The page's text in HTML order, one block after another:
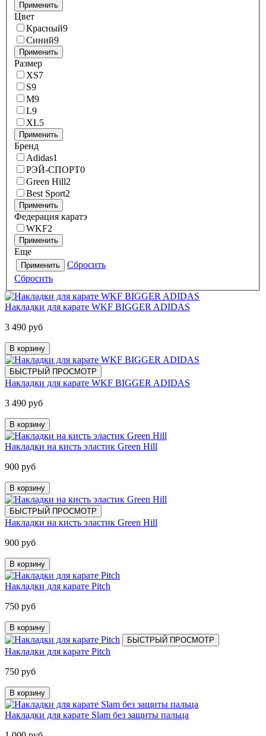
Применить
Цвет
Красный9
Синий9
Применить
Размер
XS7
S9
М9
L9
XL5
Применить
Бренд
Adidas1
РЭЙ-СПОРТ0
Green Hill2
Best Sport2
Применить
Федерация каратэ
WKF2
Применить
Еще
Применить
Сбросить
Сбросить
Накладки для карате WKF BIGGER ADIDAS
3 490 руб
В корзину
БЫСТРЫЙ ПРОСМОТР
Накладки для карате WKF BIGGER ADIDAS
3 490 руб
В корзину
Накладки на кисть эластик Green Hill
900 руб
В корзину
БЫСТРЫЙ ПРОСМОТР
Накладки на кисть эластик Green Hill
900 руб
В корзину
Накладки для карате Pitch
750 руб
В корзину
БЫСТРЫЙ ПРОСМОТР
Накладки для карате Pitch
750 руб
В корзину
Накладки для карате Slam без защиты пальца